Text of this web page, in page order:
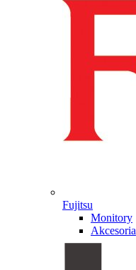
Fujitsu
Monitory
Akcesoria